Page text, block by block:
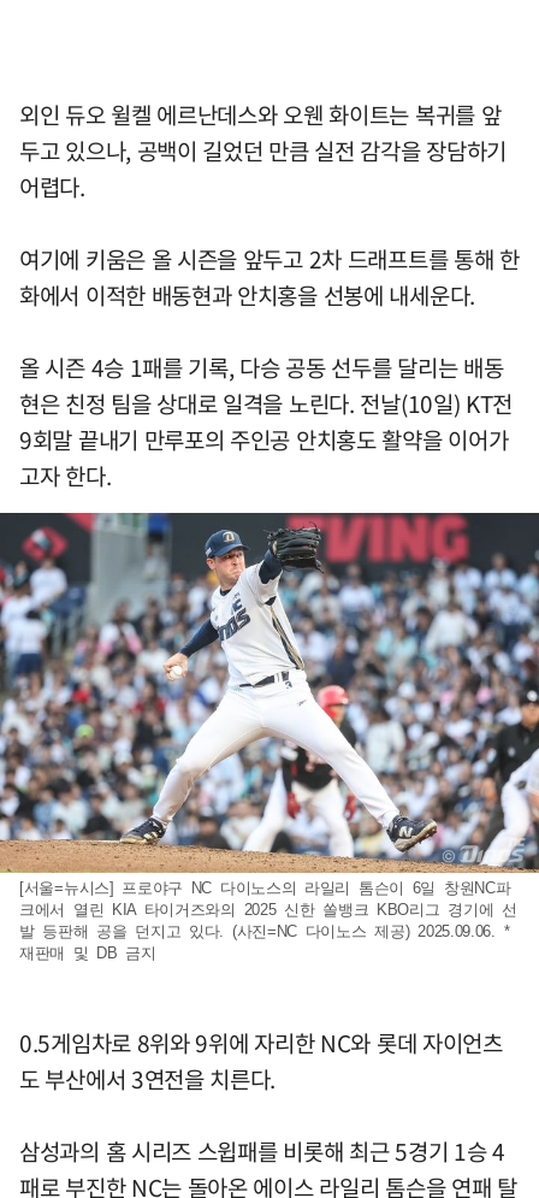
외인 듀오 윌켈 에르난데스와 오웬 화이트는 복귀를 앞
두고 있으나, 공백이 길었던 만큼 실전 감각을 장담하기
어렵다.
여기에 키움은 올 시즌을 앞두고 2차 드래프트를 통해 한
화에서 이적한 배동현과 안치홍을 선봉에 내세운다.
올 시즌 4승 1패를 기록, 다승 공동 선두를 달리는 배동
현은 친정 팀을 상대로 일격을 노린다. 전날(10일) KT전
9회말 끝내기 만루포의 주인공 안치홍도 활약을 이어가
고자 한다.
[서울=뉴시스] 프로야구 NC 다이노스의 라일리 톰슨이 6일 창원NC파
크에서 열린 KIA 타이거즈와의 2025 신한 쏠뱅크 KBO리그 경기에 선
발 등판해 공을 던지고 있다. (사진=NC 다이노스 제공) 2025.09.06. *
재판매 및 DB 금지
0.5게임차로 8위와 9위에 자리한 NC와 롯데 자이언츠
도 부산에서 3연전을 치른다.
삼성과의 홈 시리즈 스윕패를 비롯해 최근 5경기 1승 4
패로 부진한 NC는 돌아온 에이스 라일리 톰슨을 연패 탈